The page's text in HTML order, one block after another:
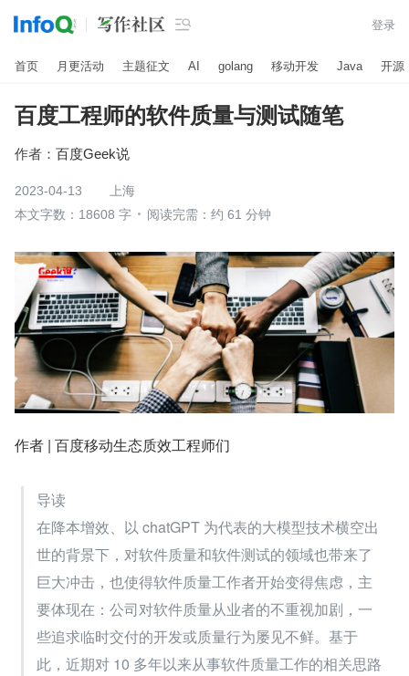
 登录
首页 月更活动 主题征文 AI golang 移动开发 Java 开源
百度工程师的软件质量与测试随笔
作者： 百度Geek说
2023-04-13
上海
本文字数：18608 字
阅读完需：约 61 分钟
作者 | 百度移动生态质效工程师们
导读
在降本增效、以 chatGPT 为代表的大模型技术横空出
世的背景下，对软件质量和软件测试的领域也带来了
巨大冲击，也使得软件质量工作者开始变得焦虑，主
要体现在：公司对软件质量从业者的不重视加剧，一
些追求临时交付的开发或质量行为屡见不鲜。基于
此，近期对 10 多年以来从事软件质量工作的相关思路